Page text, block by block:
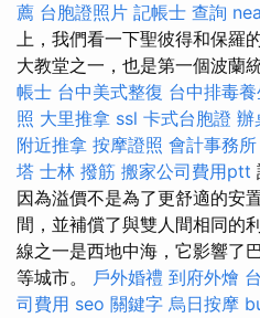
薦 台胞證照片 記帳士 查詢
上，我們看一下聖彼得和保羅
大教堂之一，也是第一個波蘭
帳士 台中美式整復 台中排毒
照 大里推拿 ssl 卡式台胞證 辦
附近推拿 按摩證照 會計事務所
塔 士林 撥筋 搬家公司費用ptt
因為溢價不是為了更舒適的安
間，並補償了與雙人間相同的
線之一是西地中海，它影響了
等城市。 戶外婚禮 到府外燴
司費用 seo 關鍵字 烏日按摩